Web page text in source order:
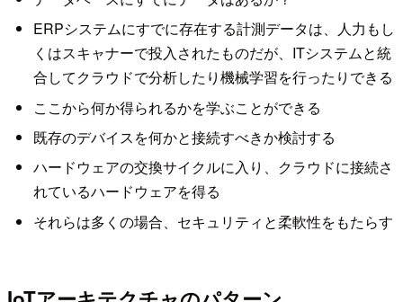
ERPシステムにすでに存在する計測データは、人力もし
くはスキャナーで投入されたものだが、ITシステムと統
合してクラウドで分析したり機械学習を行ったりできる
ここから何か得られるかを学ぶことができる
既存のデバイスを何かと接続すべきか検討する
ハードウェアの交換サイクルに入り、クラウドに接続さ
れているハードウェアを得る
それらは多くの場合、セキュリティと柔軟性をもたらす